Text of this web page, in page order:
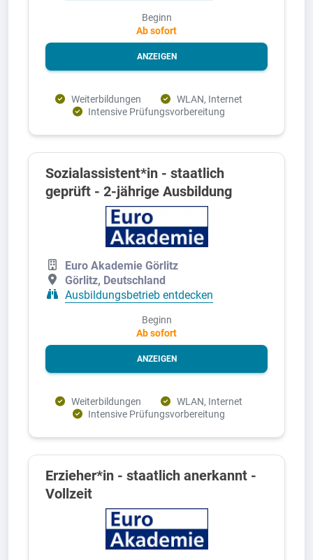
Beginn
Ab sofort
ANZEIGEN
Weiterbildungen
WLAN, Internet
Intensive Prüfungsvorbereitung
Sozialassistent*in - staatlich
geprüft - 2-jährige Ausbildung
Euro Akademie Görlitz
Görlitz, Deutschland
Ausbildungsbetrieb entdecken
Beginn
Ab sofort
ANZEIGEN
Weiterbildungen
WLAN, Internet
Intensive Prüfungsvorbereitung
Erzieher*in - staatlich anerkannt -
Vollzeit